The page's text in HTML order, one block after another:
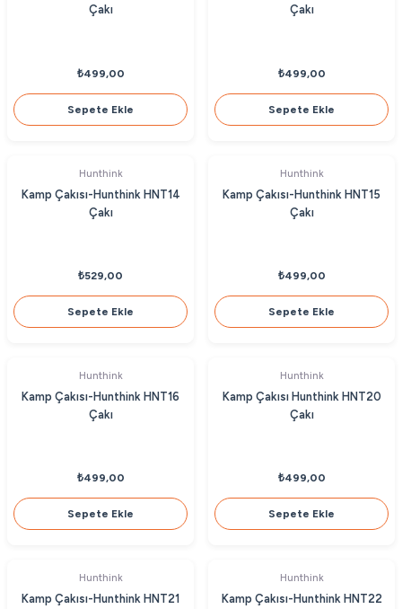
Çakı
₺499,00
Sepete Ekle
Çakı
₺499,00
Sepete Ekle
Hunthink
Kamp Çakısı-Hunthink HNT14
Çakı
₺529,00
Sepete Ekle
Hunthink
Kamp Çakısı-Hunthink HNT15
Çakı
₺499,00
Sepete Ekle
Hunthink
Kamp Çakısı-Hunthink HNT16
Çakı
₺499,00
Sepete Ekle
Hunthink
Kamp Çakısı Hunthink HNT20
Çakı
₺499,00
Sepete Ekle
Hunthink
Kamp Çakısı-Hunthink HNT21
Hunthink
Kamp Çakısı-Hunthink HNT22